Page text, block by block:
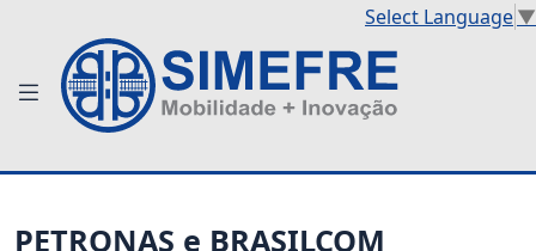
Select Language▼
PETRONAS e BRASILCOM